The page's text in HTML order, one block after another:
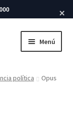
Buscar libros
×
Menú
política
Opus